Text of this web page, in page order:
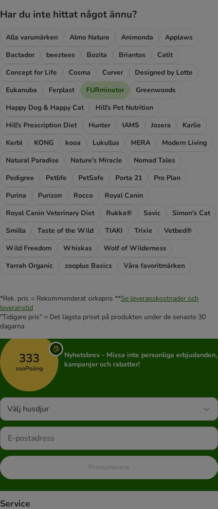
Har du inte hittat något ännu?
Alla varumärken Almo Nature Animonda
Applaws
Bactador
beeztees Bozita Briantos
Catit
Concept for Life
Cosma Curver
Designed by Lotte
Eukanuba
Ferplast FURminator
Greenwoods
Happy Dog & Happy Cat
Hill's Pet Nutrition
Hill's Prescription Diet
Hunter IAMS Josera
Karlie
Kerbl
KONG kooa Lukullus MERA
Modern Living
Natural Paradise
Nature's Miracle
Nomad Tales
Pedigree
Petlife PetSafe Porta 21
Pro Plan
Purina
Purizon Rocco
Royal Canin
Royal Canin Veterinary Diet
Rukka® Savic
Simon's Cat
Smilla
Taste of the Wild TIAKI Trixie
Vetbed®
Wild Freedom
Whiskas
Wolf of Wilderness
Yarrah Organic
zooplus Basics Våra favoritmärken
*Rek. pris = Rekommenderat cirkapris **Se leveranskostnader och
leveranstid
"Tidigare pris" = Det lägsta priset på produkten under de senaste 30
dagarna
333
zooPoäng
Nyhetsbrev - Missa inte personliga erbjudanden,
kampanjer och rabatter!
Välj husdjur
Prenumerera
Service